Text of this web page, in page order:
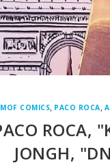
COMICS, PACO ROCA,
ROCA,
JONGH,